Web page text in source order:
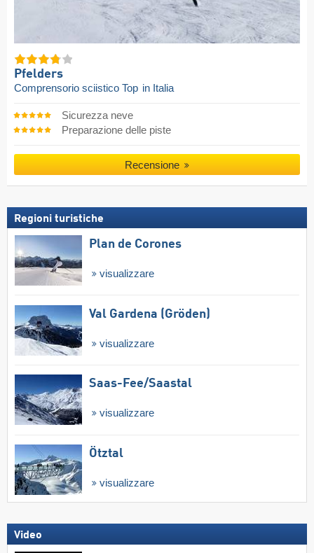
Pfelders
Comprensorio sciistico Top in Italia
Sicurezza neve
Preparazione delle piste
Recensione
Regioni turistiche
Plan de Corones
visualizzare
Val Gardena (Gröden)
visualizzare
Saas-Fee/​Saastal
visualizzare
Ötztal
visualizzare
Video